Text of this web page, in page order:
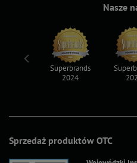
Sprzedaż produktów OTC
Nasze
Superbrands
2024